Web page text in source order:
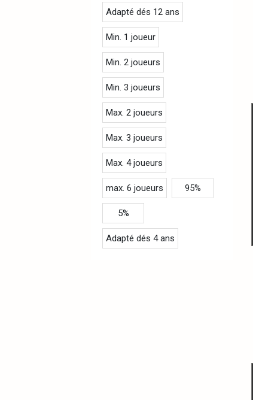
Adapté dés 12 ans
Min. 1 joueur
Min. 2 joueurs
Min. 3 joueurs
Max. 2 joueurs
Max. 3 joueurs
Max. 4 joueurs
max. 6 joueurs 95%
5%
Adapté dés 4 ans